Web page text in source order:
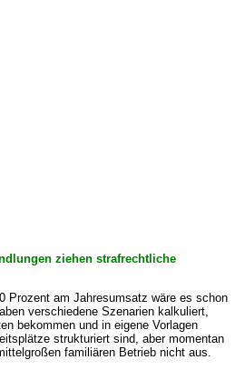
ziehen strafrechtliche
Prozent am Jahresumsatz wäre es schon
verschiedene Szenarien kalkuliert,
bekommen und in eigene Vorlagen
strukturiert sind, aber momentan
familiären Betrieb nicht aus.